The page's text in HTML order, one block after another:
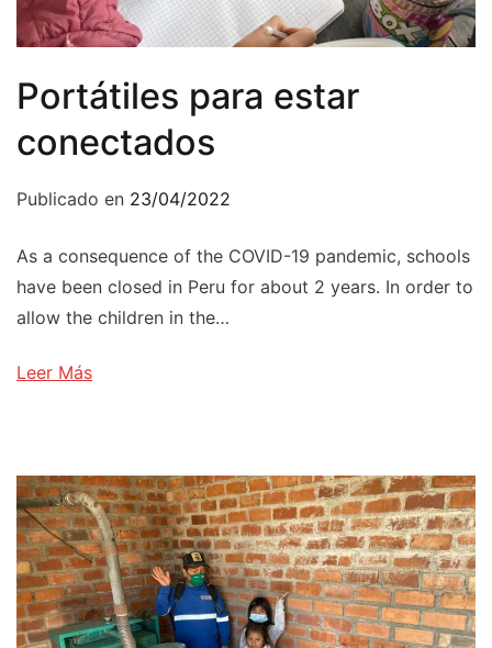
Portátiles para estar
conectados
Publicado en 23/04/2022
As a consequence of the COVID-19 pandemic, schools
have been closed in Peru for about 2 years. In order to
allow the children in the…
Leer Más